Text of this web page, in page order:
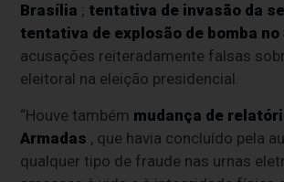
Brasília ; tentativa de invasão da
tentativa de explosão de bomba no
acusações reiteradamente falsas
eleitoral na eleição presidencial.
“Houve também mudança de
Armadas , que havia concluído pela
qualquer tipo de fraude nas urnas